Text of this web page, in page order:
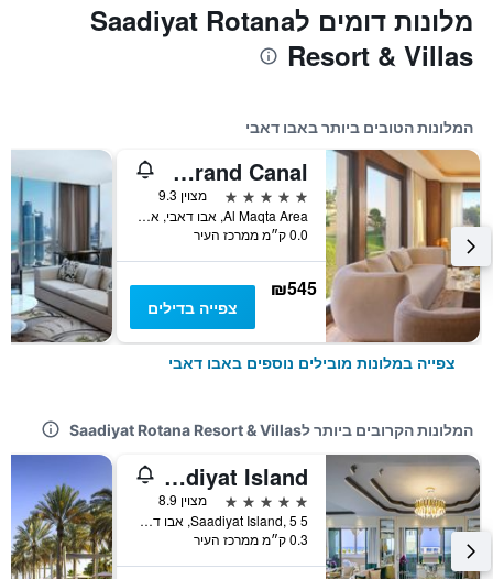
מלונות דומים לSaadiyat Rotana
Resort & Villas
המלונות הטובים ביותר באבו דאבי
The Ritz-Carlton Abu Dhabi, Grand Canal
5 כוכבים
מצוין 9.3
Al Maqta Area, אבו דאבי, איחוד האמירויות הערביות
0.0 ק״מ ממרכז העיר
₪545
צפייה בדילים
צפייה במלונות מובילים נוספים באבו דאבי
המלונות הקרובים ביותר לSaadiyat Rotana Resort & Villas
Rixos Premium Saadiyat Island
5 כוכבים
מצוין 8.9
Saadiyat Island, 5 5, אבו דאבי, איחוד האמירויות הערביות
0.3 ק״מ ממרכז העיר